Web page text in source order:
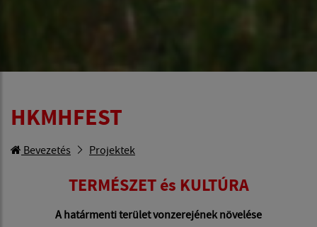
HKMHFEST
Bevezetés Projektek
TERMÉSZET és KULTÚRA
A határmenti terület vonzerejének növelése